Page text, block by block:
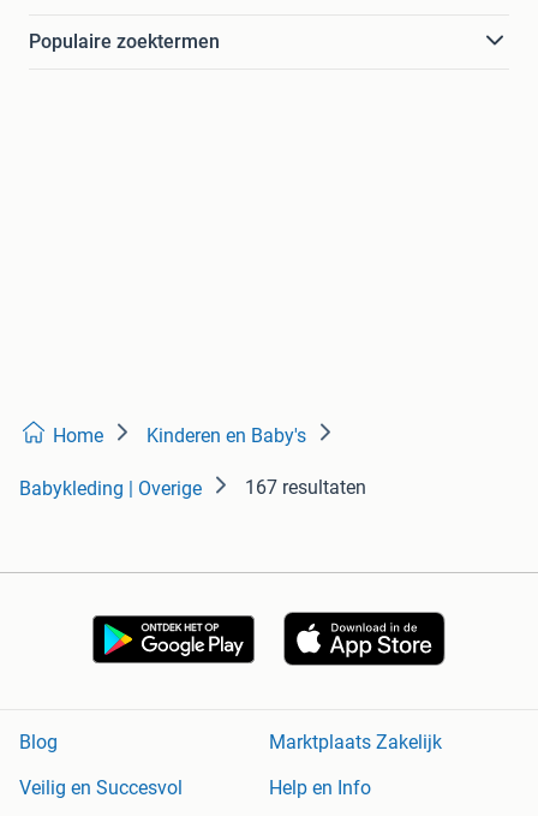
Populaire zoektermen
Home Kinderen en Baby's
Babykleding | Overige 167 resultaten
Blog
Marktplaats Zakelijk
Veilig en Succesvol
Help en Info